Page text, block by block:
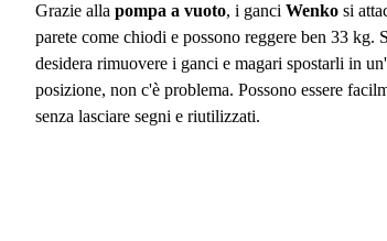
Grazie alla pompa a vuoto, i ganci Wenko si
parete come chiodi e possono reggere ben 33 kg. Se nel tempo si
desidera rimuovere i ganci e magari spostarli in
posizione, non c'è problema. Possono essere
senza lasciare segni e riutilizzati.